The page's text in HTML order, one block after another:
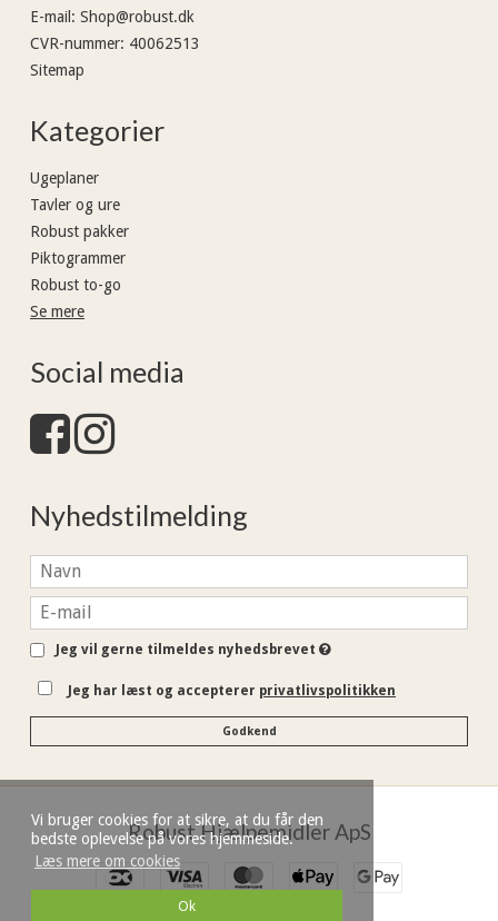
Vi bruger cookies for at sikre, at du får den
bedste oplevelse på vores hjemmeside.
Læs mere om cookies
Ok
E-mail : Shop@robust.dk
CVR-nummer: 40062513
Sitemap
Kategorier
Ugeplaner
Tavler og ure
Robust pakker
Piktogrammer
Robust to-go
Se mere
Social media
Nyhedstilmelding
Jeg vil gerne tilmeldes nyhedsbrevet
Jeg har læst og accepterer privatlivspolitikken
Godkend
Robust Hjælpemidler ApS